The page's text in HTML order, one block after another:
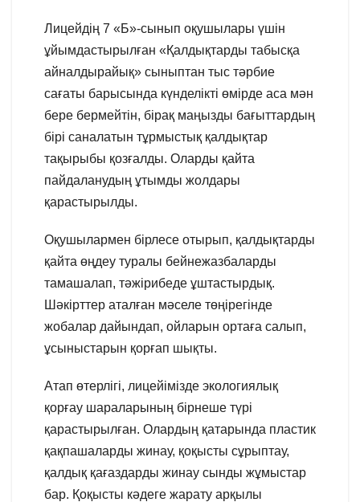
Лицейдің 7 «Б»-сынып оқушылары үшін
ұйымдастырылған «Қалдықтарды табысқа
айналдырайық» сыныптан тыс тәрбие
сағаты барысында күнделікті өмірде аса мән
бере бермейтін, бірақ маңызды бағыттардың
бірі саналатын тұрмыстық қалдықтар
тақырыбы қозғалды. Оларды қайта
пайдаланудың ұтымды жолдары
қарастырылды.
Оқушылармен бірлесе отырып, қалдықтарды
қайта өңдеу туралы бейнежазбаларды
тамашалап, тәжірибеде ұштастырдық.
Шәкірттер аталған мәселе төңірегінде
жобалар дайындап, ойларын ортаға салып,
ұсыныстарын қорғап шықты.
Атап өтерлігі, лицейімізде экологиялық
қорғау шараларының бірнеше түрі
қарастырылған. Олардың қатарында пластик
қақпашаларды жинау, қоқысты сұрыптау,
қалдық қағаздарды жинау сынды жұмыстар
бар. Қоқысты кәдеге жарату арқылы